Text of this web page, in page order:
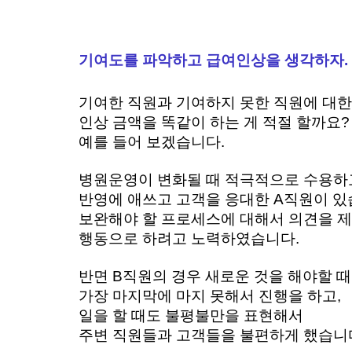
기여도를 파악하고 급여인상을 생각하자.
기여한 직원과 기여하지 못한 직원에 대한
인상 금액을 똑같이 하는 게 적절 할까요?
예를 들어 보겠습니다.
병원운영이 변화될 때 적극적으로 수용하
반영에 애쓰고 고객을 응대한 A직원이 있
보완해야 할 프로세스에 대해서 의견을
행동으로 하려고 노력하였습니다.
반면 B직원의 경우 새로운 것을 해야할 때
가장 마지막에 마지 못해서 진행을 하고,
일을 할 때도 불평불만을 표현해서
주변 직원들과 고객들을 불편하게 했습니